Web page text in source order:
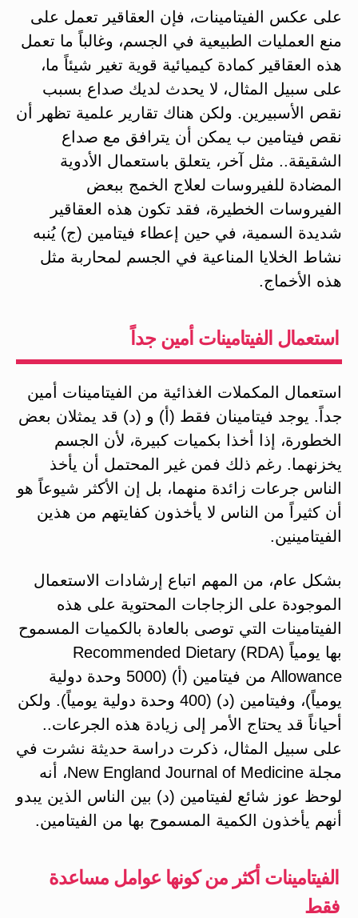
على عكس الفيتامينات، فإن العقاقير تعمل على
منع العمليات الطبيعية في الجسم، وغالباً ما تعمل
هذه العقاقير كمادة كيميائية قوية تغير شيئاً ما،
على سبيل المثال، لا يحدث لديك صداع بسبب
نقص الأسبيرين. ولكن هناك تقارير علمية تظهر أن
نقص فيتامين ب يمكن أن يترافق مع صداع
الشقيقة.. مثل آخر، يتعلق باستعمال الأدوية
المضادة للفيروسات لعلاج الخمج ببعض
الفيروسات الخطيرة، فقد تكون هذه العقاقير
شديدة السمية، في حين إعطاء فيتامين (ج) يُنبه
نشاط الخلايا المناعية في الجسم لمحاربة مثل
هذه الأخماج.
استعمال الفيتامينات أمين جداً
استعمال المكملات الغذائية من الفيتامينات أمين
جداً. يوجد فيتامينان فقط (أ) و (د) قد يمثلان بعض
الخطورة، إذا أخذا بكميات كبيرة، لأن الجسم
يخزنهما. رغم ذلك فمن غير المحتمل أن يأخذ
الناس جرعات زائدة منهما، بل إن الأكثر شيوعاً هو
أن كثيراً من الناس لا يأخذون كفايتهم من هذين
الفيتامينين.
بشكل عام، من المهم اتباع إرشادات الاستعمال
الموجودة على الزجاجات المحتوية على هذه
الفيتامينات التي توصى بالعادة بالكميات المسموح
بها يومياً (RDA) Recommended Dietary
Allowance من فيتامين (أ) (5000 وحدة دولية
يومياً)، وفيتامين (د) (400 وحدة دولية يومياً). ولكن
أحياناً قد يحتاج الأمر إلى زيادة هذه الجرعات..
على سبيل المثال، ذكرت دراسة حديثة نشرت في
مجلة New England Journal of Medicine، أنه
لوحظ عوز شائع لفيتامين (د) بين الناس الذين يبدو
أنهم يأخذون الكمية المسموح بها من الفيتامين.
الفيتامينات أكثر من كونها عوامل مساعدة
فقط